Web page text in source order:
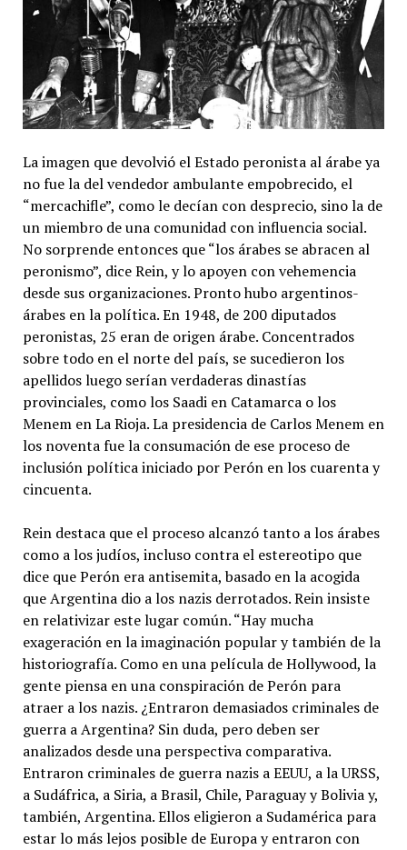
La imagen que devolvió el Estado peronista al árabe ya
no fue la del vendedor ambulante empobrecido, el
“mercachifle”, como le decían con desprecio, sino la de
un miembro de una comunidad con influencia social.
No sorprende entonces que “los árabes se abracen al
peronismo”, dice Rein, y lo apoyen con vehemencia
desde sus organizaciones. Pronto hubo argentinos-
árabes en la política. En 1948, de 200 diputados
peronistas, 25 eran de origen árabe. Concentrados
sobre todo en el norte del país, se sucedieron los
apellidos luego serían verdaderas dinastías
provinciales, como los Saadi en Catamarca o los
Menem en La Rioja. La presidencia de Carlos Menem en
los noventa fue la consumación de ese proceso de
inclusión política iniciado por Perón en los cuarenta y
cincuenta.
Rein destaca que el proceso alcanzó tanto a los árabes
como a los judíos, incluso contra el estereotipo que
dice que Perón era antisemita, basado en la acogida
que Argentina dio a los nazis derrotados. Rein insiste
en relativizar este lugar común. “Hay mucha
exageración en la imaginación popular y también de la
historiografía. Como en una película de Hollywood, la
gente piensa en una conspiración de Perón para
atraer a los nazis. ¿Entraron demasiados criminales de
guerra a Argentina? Sin duda, pero deben ser
analizados desde una perspectiva comparativa.
Entraron criminales de guerra nazis a EEUU, a la URSS,
a Sudáfrica, a Siria, a Brasil, Chile, Paraguay y Bolivia y,
también, Argentina. Ellos eligieron a Sudamérica para
estar lo más lejos posible de Europa y entraron con